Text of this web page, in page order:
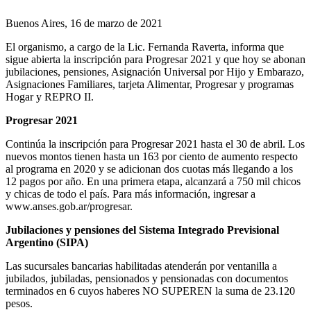
Buenos Aires, 16 de marzo de 2021
El organismo, a cargo de la Lic. Fernanda Raverta, informa que
sigue abierta la inscripción para Progresar 2021 y que hoy se abonan
jubilaciones, pensiones, Asignación Universal por Hijo y Embarazo,
Asignaciones Familiares, tarjeta Alimentar, Progresar y programas
Hogar y REPRO II.
Progresar 2021
Continúa la inscripción para Progresar 2021 hasta el 30 de abril. Los
nuevos montos tienen hasta un 163 por ciento de aumento respecto
al programa en 2020 y se adicionan dos cuotas más llegando a los
12 pagos por año. En una primera etapa, alcanzará a 750 mil chicos
y chicas de todo el país. Para más información, ingresar a
www.anses.gob.ar/progresar.
Jubilaciones y pensiones del Sistema Integrado Previsional
Argentino (SIPA)
Las sucursales bancarias habilitadas atenderán por ventanilla a
jubilados, jubiladas, pensionados y pensionadas con documentos
terminados en 6 cuyos haberes NO SUPEREN la suma de 23.120
pesos.